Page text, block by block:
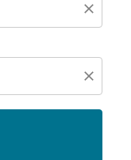
close
close